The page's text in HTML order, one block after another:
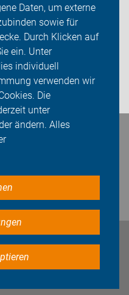
Daten, um externe
sowie für
Durch Klicken auf
ein. Unter
individuell
verwenden wir
Die
unter
ändern. Alles